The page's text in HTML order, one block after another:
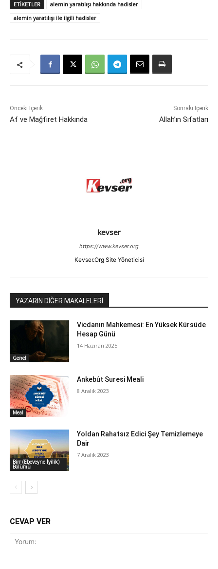
ETIKETLER
alemin yaratılışı hakkında hadisler
alemin yaratılışı ile ilgili hadisler
Önceki İçerik
Af ve Mağfiret Hakkında
Sonraki İçerik
Allah’ın Sıfatları
kevser
https://www.kevser.org
Kevser.Org Site Yöneticisi
YAZARIN DİĞER MAKALELERİ
Genel
Vicdanın Mahkemesi: En Yüksek Kürsüde
Hesap Günü
14 Haziran 2025
Meal
Ankebût Suresi Meali
8 Aralık 2023
Birr (Ebeveyne İyilik)
Bölümü
Yoldan Rahatsız Edici Şey Temizlemeye
Dair
7 Aralık 2023
CEVAP VER